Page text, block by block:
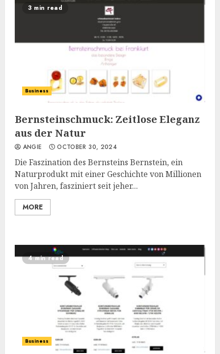
3 min read
Business
Bernsteinschmuck: Zeitlose Eleganz
aus der Natur
ANGIE OCTOBER 30, 2024
Die Faszination des Bernsteins Bernstein, ein
Naturprodukt mit einer Geschichte von Millionen
von Jahren, fasziniert seit jeher...
MORE
4 min read
Business